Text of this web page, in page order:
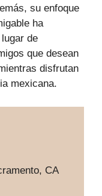
su enfoque
ha
de
que desean
disfrutan
mexicana.
CA